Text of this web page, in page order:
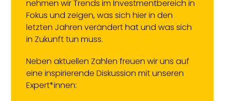
nehmen wir Trends im Investmentbereich in
Fokus und zeigen, was sich hier in den
letzten Jahren verändert hat und was sich
in Zukunft tun muss.
Neben aktuellen Zahlen freuen wir uns auf
eine inspirierende Diskussion mit unseren
Expert*innen: